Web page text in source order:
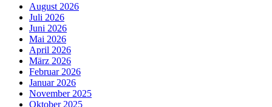
August 2026
Juli 2026
Juni 2026
Mai 2026
April 2026
März 2026
Februar 2026
Januar 2026
November 2025
Oktober 2025